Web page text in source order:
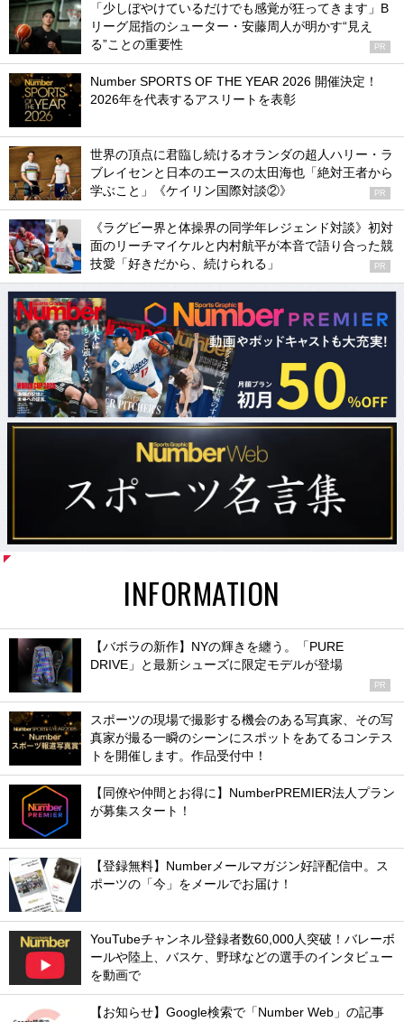
「少しぼやけているだけでも感覚が狂ってきます」B
リーグ屈指のシューター・安藤周人が明かす“見え
る”ことの重要性
PR
Number SPORTS OF THE YEAR 2026 開催決定！
2026年を代表するアスリートを表彰
世界の頂点に君臨し続けるオランダの超人ハリー・ラ
ブレイセンと日本のエースの太田海也「絶対王者から
学ぶこと」《ケイリン国際対談②》
PR
《ラグビー界と体操界の同学年レジェンド対談》初対
面のリーチマイケルと内村航平が本音で語り合った競
技愛「好きだから、続けられる」
PR
INFORMATION
【バボラの新作】NYの輝きを纏う。「PURE
DRIVE」と最新シューズに限定モデルが登場
PR
スポーツの現場で撮影する機会のある写真家、その写
真家が撮る一瞬のシーンにスポットをあてるコンテス
トを開催します。作品受付中！
【同僚や仲間とお得に】NumberPREMIER法人プラン
が募集スタート！
【登録無料】Numberメールマガジン好評配信中。ス
ポーツの「今」をメールでお届け！
YouTubeチャンネル登録者数60,000人突破！バレーボ
ールや陸上、バスケ、野球などの選手のインタビュー
を動画で
【お知らせ】Google検索で「Number Web」の記事